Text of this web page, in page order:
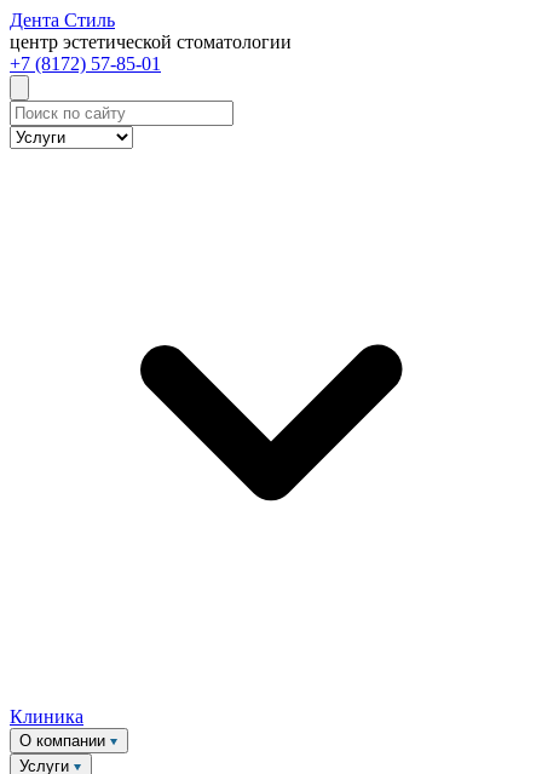
Дента Стиль
центр эстетической стоматологии
+7 (8172) 57-85-01
Клиника
О компании
Услуги